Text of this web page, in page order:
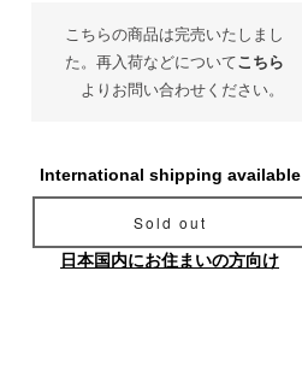
こちらの商品は完売いたしまし
た。再入荷などについてこちら
よりお問い合わせください。
International shipping available
Sold out
日本国内にお住まいの方向け